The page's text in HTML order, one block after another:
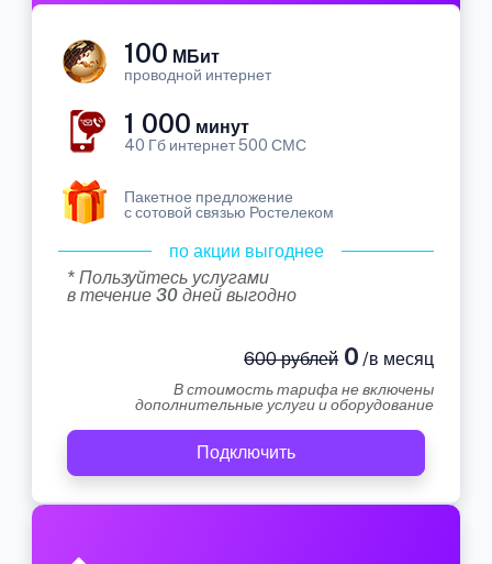
100 МБит
проводной интернет
1 000 минут
40 Гб интернет 500 СМС
Пакетное предложение
с сотовой связью Ростелеком
по акции выгоднее
* Пользуйтесь услугами
в течение 30 дней выгодно
600 рублей0 /в месяц
В стоимость тарифа не включены
дополнительные услуги и оборудование
Подключить